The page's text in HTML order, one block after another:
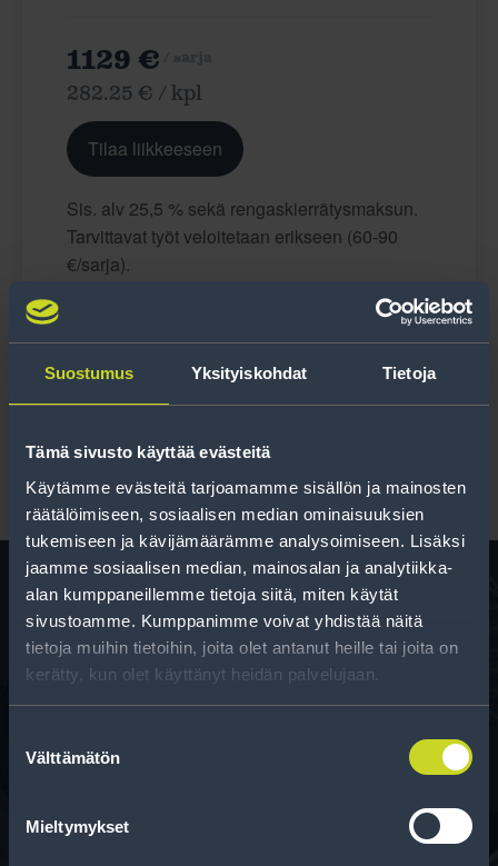
Suostumus Yksityiskohdat Tietoja
Tämä sivusto käyttää evästeitä
Käytämme evästeitä tarjoamamme sisällön ja mainosten
räätälöimiseen, sosiaalisen median ominaisuuksien
tukemiseen ja kävijämäärämme analysoimiseen. Lisäksi
jaamme sosiaalisen median, mainosalan ja analytiikka-
alan kumppaneillemme tietoja siitä, miten käytät
sivustoamme. Kumppanimme voivat yhdistää näitä
tietoja muihin tietoihin, joita olet antanut heille tai joita on
kerätty, kun olet käyttänyt heidän palvelujaan.
valinta
Välttämätön
Mieltymykset
1129 €
282.25 € / kpl
Tilaa liikkeeseen
Sis. alv 25,5 % sekä rengaskierrätysmaksun.
Tarvittavat työt veloitetaan erikseen (60-90
€/sarja).
Tilattavissa
Rengas­laskuri
Auttaa sinua valitsemaan oikean kokoisen renkaan,
kun vaihdat rengaskokoa.